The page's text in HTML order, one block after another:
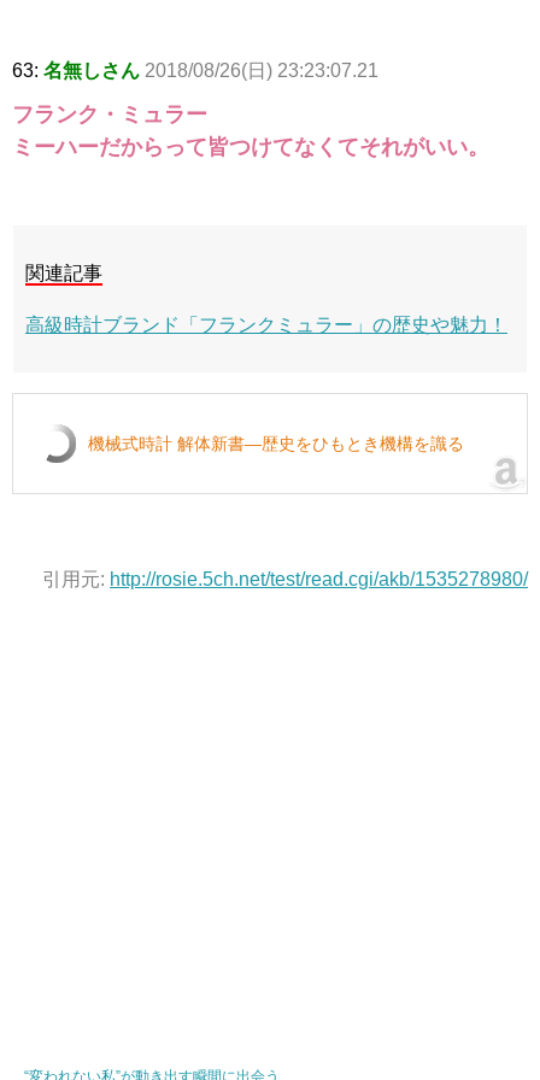
63: 名無しさん 2018/08/26(日) 23:23:07.21
フランク・ミュラー
ミーハーだからって皆つけてなくてそれがいい。
関連記事
高級時計ブランド「フランクミュラー」の歴史や魅力！
機械式時計 解体新書―歴史をひもとき機構を識る
引用元: http://rosie.5ch.net/test/read.cgi/akb/1535278980/